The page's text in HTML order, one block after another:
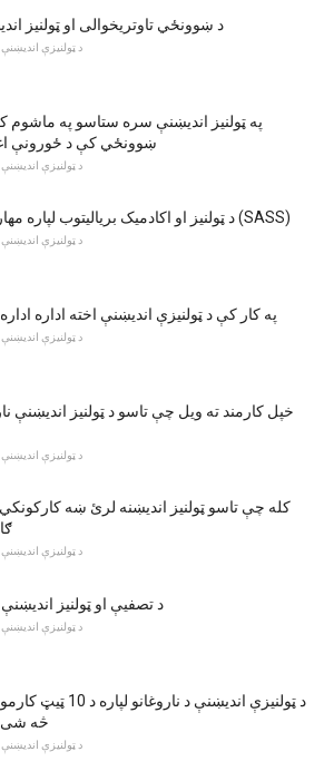
د ښوونځي تاوتریخوالی او ټولنیز
د ټولنیزې
په ټولنیز اندیښنې سره ستاسو په ماشوم
ښوونځي کې د ځورونې
د ټولنیزې
د ټولنیز او اکادمیک بریالیتوب لپاره مهارتونه (SASS)
د ټولنیزې
په کار کې د ټولنیزې اندیښنې اخته اداره
د ټولنیزې
خپل کارمند ته ویل چې تاسو د ټولنیز اندیښنې
د ټولنیزې
د ټولنیزې
د تصفیې او ټولنیز اندیښنې
د ټولنیزې
د ټولنیزې اندیښنې د ناروغانو لپاره
څه شی
د ټولنیزې